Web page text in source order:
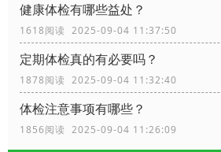
健康体检有哪些益处？
1618阅读 2025-09-04 11:37:50
定期体检真的有必要吗？
1878阅读 2025-09-04 11:32:40
体检注意事项有哪些？
1856阅读 2025-09-04 11:26:09